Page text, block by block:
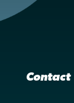
Contact